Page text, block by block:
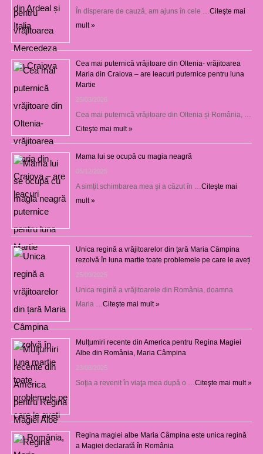
În disperare de cauză, am ajuns în cele … Citeşte mai
mult »
Cea mai puternică vrăjitoare din Oltenia- vrăjitoarea
Maria din Craiova – are leacuri puternice pentru luna
Martie
25/03/2026
Cea mai puternică vrăjitoare din Oltenia și România, …
Citeşte mai mult »
Mama lui se ocupă cu magia neagră
05/12/2025
A simțit schimbarea mea şi a căzut în … Citeşte mai
mult »
Unica regină a vrăjitoarelor din țară Maria Câmpina
rezolvă în luna martie toate problemele pe care le aveți
25/09/2025
Unica regină a vrăjitoarele din România, doamna
Maria … Citeşte mai mult »
Mulţumiri recente din America pentru Regina Magiei
Albe din România, Maria Câmpina
23/08/2025
Soţia a revenit în viaţa mea după o … Citeşte mai mult »
Regina magiei albe Maria Câmpina este unica regină
a Magiei declarată în România